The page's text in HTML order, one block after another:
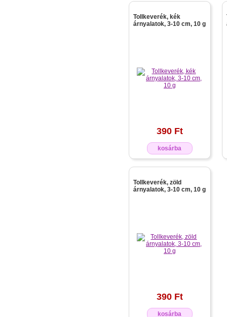
Tollkeverék, kék
árnyalatok, 3-10 cm, 10 g
390 Ft
kosárba
Tollkeverék, zöld
árnyalatok, 3-10 cm, 10 g
390 Ft
kosárba